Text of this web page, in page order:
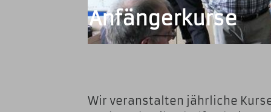
Anfängerkurse
Wir veranstalten jährliche